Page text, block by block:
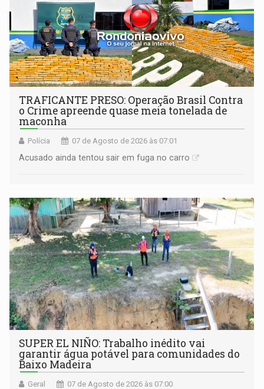
TRAFICANTE PRESO: Operação Brasil Contra
o Crime apreende quase meia tonelada de
maconha
Polícia 07 de Agosto de 2026 às 07:01
Acusado ainda tentou sair em fuga no carro
SUPER EL NIÑO: Trabalho inédito vai
garantir água potável para comunidades do
Baixo Madeira
Geral 07 de Agosto de 2026 às 07:00